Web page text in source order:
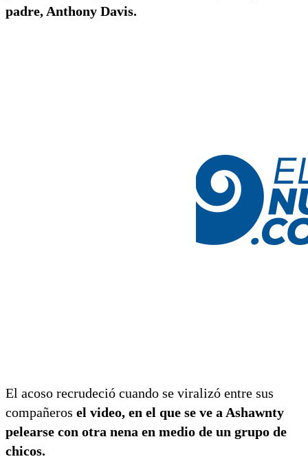
padre, Anthony Davis.
El acoso recrudeció cuando se viralizó entre sus
compañeros el video, en el que se ve a Ashawnty
pelearse con otra nena en medio de un grupo de
chicos.